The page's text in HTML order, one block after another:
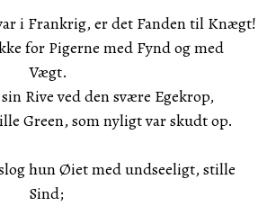
i Frankrig, er det Fanden til Knægt!
for Pigerne med Fynd og med
Vægt.
Rive ved den svære Egekrop,
Green, som nyligt var skudt op.
hun Øiet med undseeligt, stille
Sind;